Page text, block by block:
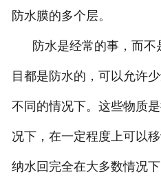
防水膜的多个层。
防水是经常的事，而不
目都是防水的，可以允许
不同的情况下。这些物质
况下，在一定程度上可以
纳水回完全在大多数情况